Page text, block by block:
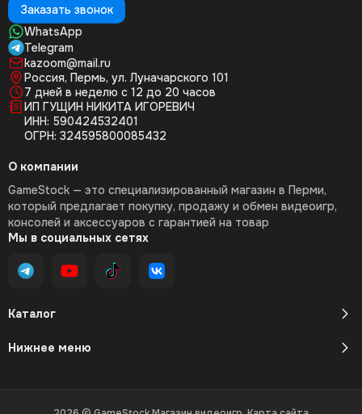
Заказать звонок
WhatsApp
Telegram
kazoom@mail.ru
Россия, Пермь, ул. Луначарского 101
7 дней в неделю с 12 до 20 часов
ИП ГУЩИН НИКИТА ИГОРЕВИЧ
ИНН: 590424532401
ОГРН: 324595800085432
Каталог
Нижнее меню
О компании
GameStock — это специализированный магазин в Перми,
который предлагает покупку, продажу и обмен видеоигр,
консолей и аксессуаров с гарантией на товар
Мы в социальных сетях